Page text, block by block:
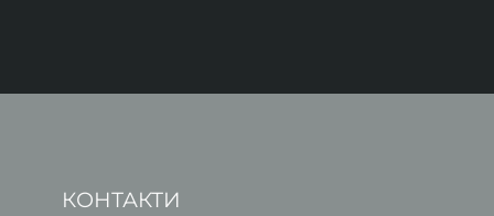
КОНТАКТИ